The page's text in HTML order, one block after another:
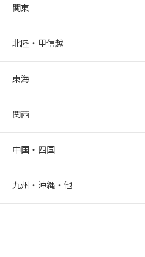
関東
北陸・甲信越
東海
関西
中国・四国
九州・沖縄・他